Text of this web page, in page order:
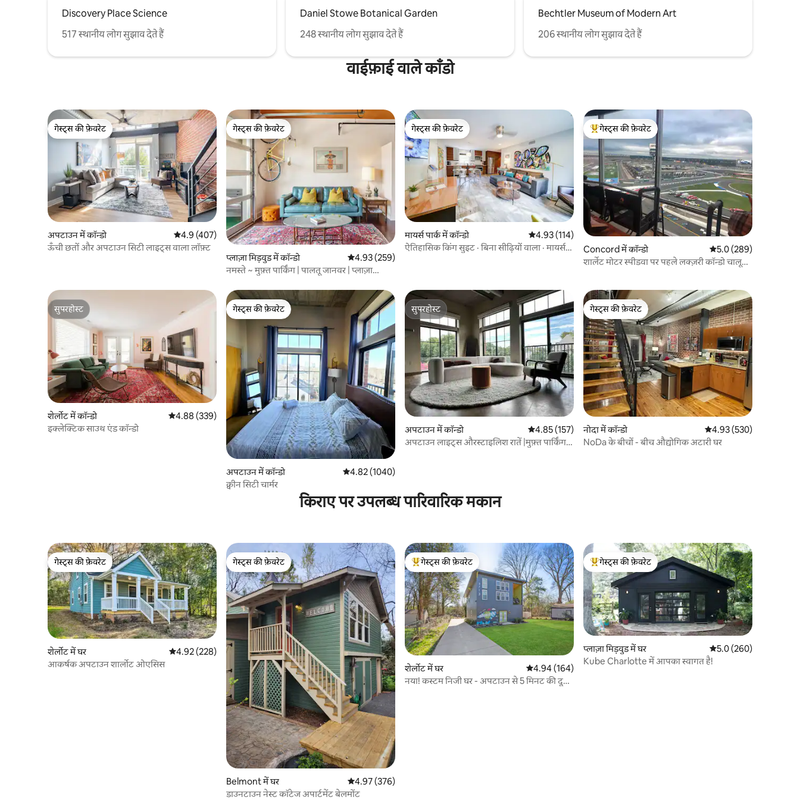
Discovery Place Science
517 स्थानीय लोग सुझाव देते हैं
Daniel Stowe Botanical Garden
248 स्थानीय लोग सुझाव देते हैं
Bechtler Museum of Modern Art
206 स्थानीय लोग सुझाव देते हैं
वाईफ़ाई वाले काँडो
गेस्ट्स की फ़ेवरेट
गेस्ट्स की फ़ेवरेट
अपटाउन में कॉन्डो औसत रेटिंग 5 में से 4.9, 407 समीक्षाएँ
4.9 (407)
ऊँची छतों और अपटाउन सिटी लाइट्स वाला लॉफ़्ट
गेस्ट्स की फ़ेवरेट
गेस्ट्स की फ़ेवरेट
प्लाज़ा मिड़वुड में कॉन्डो औसत रेटिंग 5 में से 4.93, 259 समीक्षाएँ
4.93 (259)
नमस्ते ~ मुफ़्त पार्किंग | पालतू जानवर | प्लाज़ा
गेस्ट्स की फ़ेवरेट
गेस्ट्स की फ़ेवरेट
मायर्स पार्क में कॉन्डो औसत रेटिंग 5 में से 4.93, 114 समीक्षाएँ
4.93 (114)
ऐतिहासिक किंग सुइट · बिना सीढ़ियों वाला · मायर्स
गेस्ट्स का टॉप फ़ेवरेट
गेस्ट्स की फ़ेवरेट
Concord में कॉन्डो औसत रेटिंग 5 में से 5.0,
5.0 (289)
शार्लेट मोटर स्पीडवा पर पहले लक्ज़री कॉन्डो चालू
सुपरहोस्ट
सुपरहोस्ट
शेर्लोट में कॉन्डो औसत रेटिंग 5 में से 4.88, 339 समीक्षाएँ
4.88 (339)
इक्लेक्टिक साउथ एंड कॉन्डो
गेस्ट्स की फ़ेवरेट
गेस्ट्स की फ़ेवरेट
अपटाउन में कॉन्डो औसत रेटिंग 5 में से 4.82, 1040 समीक्षाएँ
4.82 (1040)
क्वीन सिटी चार्मर
सुपरहोस्ट
सुपरहोस्ट
अपटाउन में कॉन्डो औसत रेटिंग 5 में से 4.85, 157 समीक्षाएँ
4.85 (157)
अपटाउन लाइट्स औरस्टाइलिश रातें |मुफ़्त पार्किंग |
गेस्ट्स की फ़ेवरेट
गेस्ट्स की फ़ेवरेट
नोदा में कॉन्डो औसत रेटिंग 5 में से 4.93,
4.93 (530)
NoDa के बीचों - बीच औद्योगिक अटारी घर
किराए पर उपलब्ध पारिवारिक मकान
गेस्ट्स की फ़ेवरेट
गेस्ट्स की फ़ेवरेट
शेर्लोट में घर औसत रेटिंग 5 में से 4.92, 228 समीक्षाएँ
4.92 (228)
आकर्षक अपटाउन शार्लोट ओएसिस
गेस्ट्स की फ़ेवरेट
गेस्ट्स की फ़ेवरेट
Belmont में घर औसत रेटिंग 5 में से 4.97, 376 समीक्षाएँ
4.97 (376)
डाउनटाउन नेस्ट कॉटेज अपार्टमेंट बेलमोंट
गेस्ट्स का टॉप फ़ेवरेट
गेस्ट्स की फ़ेवरेट
शेर्लोट में घर औसत रेटिंग 5 में से 4.94, 164 समीक्षाएँ
4.94 (164)
नया! कस्टम निजी घर - अपटाउन से 5 मिनट की दूरी
गेस्ट्स का टॉप फ़ेवरेट
गेस्ट्स की फ़ेवरेट
प्लाज़ा मिड़वुड में घर औसत रेटिंग 5 में से 5.0,
5.0 (260)
Kube Charlotte में आपका स्वागत है!